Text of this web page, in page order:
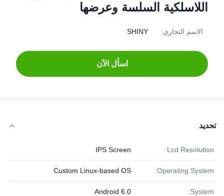
اللاسلكية السلسة وعرضها
الاسم التجاري: SHINY
اسأل الآن
تحديد
Lcd Resolution:
IPS Screen
Operating System:
Custom Linux-based OS
System:
Android 6.0